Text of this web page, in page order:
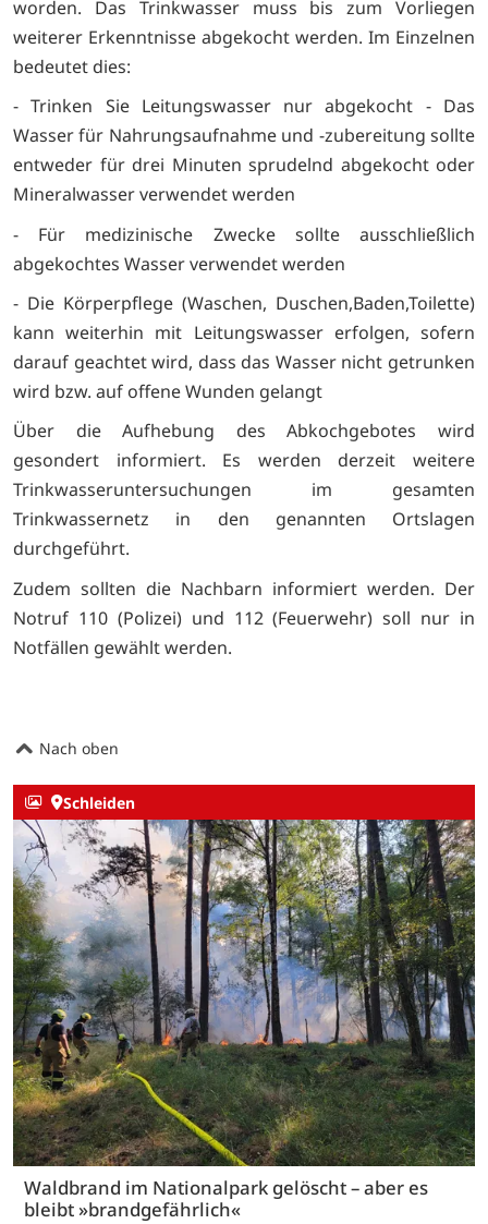
worden. Das Trinkwasser muss bis zum Vorliegen
weiterer Erkenntnisse abgekocht werden. Im Einzelnen
bedeutet dies:
- Trinken Sie Leitungswasser nur abgekocht - Das
Wasser für Nahrungsaufnahme und -zubereitung sollte
entweder für drei Minuten sprudelnd abgekocht oder
Mineralwasser verwendet werden
- Für medizinische Zwecke sollte ausschließlich
abgekochtes Wasser verwendet werden
- Die Körperpflege (Waschen, Duschen,Baden,Toilette)
kann weiterhin mit Leitungswasser erfolgen, sofern
darauf geachtet wird, dass das Wasser nicht getrunken
wird bzw. auf offene Wunden gelangt
Über die Aufhebung des Abkochgebotes wird
gesondert informiert. Es werden derzeit weitere
Trinkwasseruntersuchungen im gesamten
Trinkwassernetz in den genannten Ortslagen
durchgeführt.
Zudem sollten die Nachbarn informiert werden. Der
Notruf 110 (Polizei) und 112 (Feuerwehr) soll nur in
Notfällen gewählt werden.
Nach oben
Schleiden
Waldbrand im Nationalpark gelöscht – aber es
bleibt »brandgefährlich«